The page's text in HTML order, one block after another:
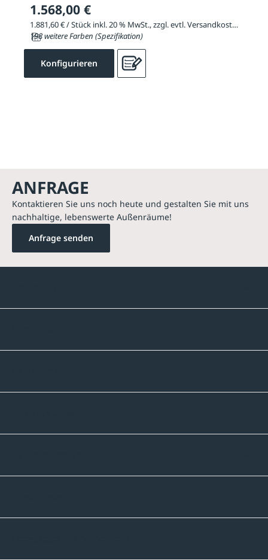
1.568,00 €
1.881,60 € / Stück inkl. 20 % MwSt., zzgl. evtl. Versandkosten
198 weitere Farben (Spezifikation)
Konfigurieren
ANFRAGE
Kontaktieren Sie uns noch heute und gestalten Sie mit uns
nachhaltige, lebenswerte Außenräume!
Anfrage senden